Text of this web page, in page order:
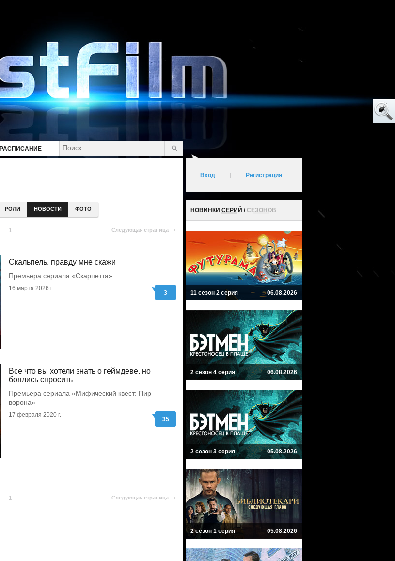
РАСПИСАНИЕ
РОЛИ НОВОСТИ ФОТО
1 Следующая страница
Скальпель, правду мне скажи
Премьера сериала «Скарпетта»
16 марта 2026 г.
3
Все что вы хотели знать о геймдеве, но
боялись спросить
Премьера сериала «Мифический квест: Пир
ворона»
17 февраля 2020 г.
35
1 Следующая страница
Вход Регистрация
НОВИНКИ СЕРИЙ /СЕЗОНОВ
11 сезон 2 серия 06.08.2026
2 сезон 4 серия 06.08.2026
2 сезон 3 серия 05.08.2026
2 сезон 1 серия 05.08.2026